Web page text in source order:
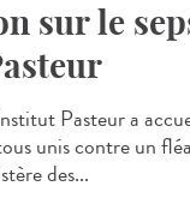
sur le
Pasteur a
unis contre un
des...